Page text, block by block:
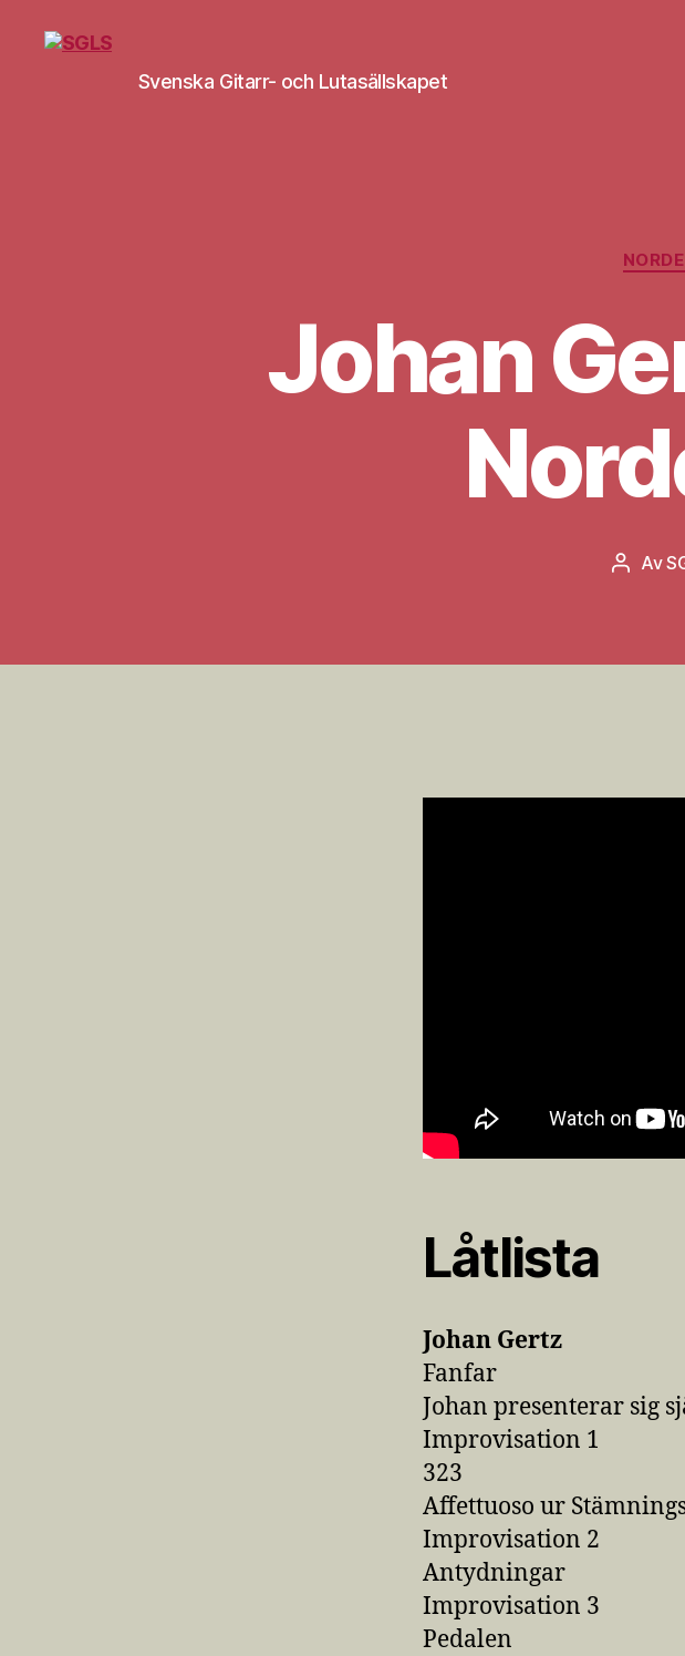
Svenska Gitarr- och Lutasällskapet
Johan
Av
Låtlista
Johan Gertz
Fanfar
Johan presenterar sig
Improvisation 1
323
Affettuoso ur
Improvisation 2
Antydningar
Improvisation 3
Pedalen